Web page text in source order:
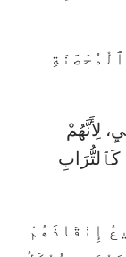
لِأَنَّهُمْ
إِنْقَاذَهُمْ